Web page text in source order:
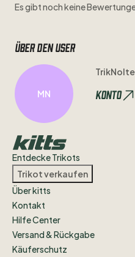
Es gibt noch keine
Über den user
MN Konto
Entdecke Trikots
Trikot verkaufen
Über kitts
Kontakt
Hilfe Center
Versand & Rückgabe
Käuferschutz